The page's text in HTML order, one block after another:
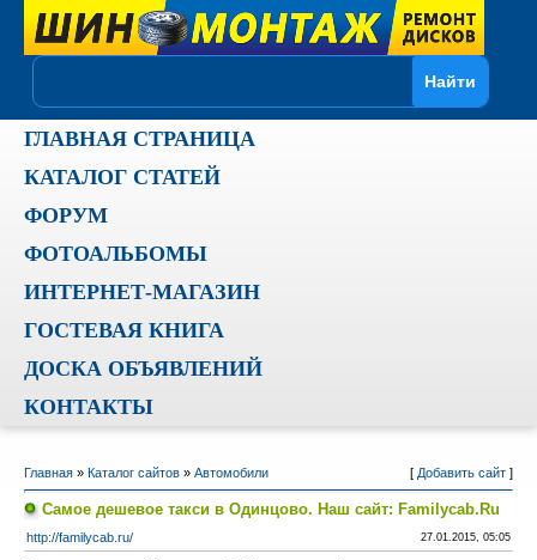
ГЛАВНАЯ СТРАНИЦА
КАТАЛОГ СТАТЕЙ
ФОРУМ
ФОТОАЛЬБОМЫ
ИНТЕРНЕТ-МАГАЗИН
ГОСТЕВАЯ КНИГА
ДОСКА ОБЪЯВЛЕНИЙ
КОНТАКТЫ
Главная» Каталог сайтов» Автомобили [ Добавить сайт]
Самое дешевое такси в Одинцово. Наш сайт: Familycab.Ru
http://familycab.ru/ 27.01.2015, 05:05